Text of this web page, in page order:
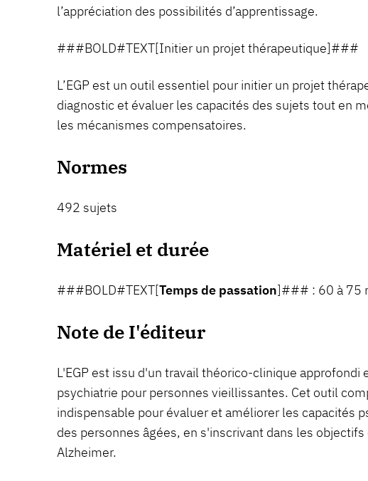
l’appréciation des possibilités d’apprentissage.
###BOLD#TEXT[Initier un projet thérapeutique]###
L’EGP est un outil essentiel pour initier un projet
diagnostic et évaluer les capacités des sujets tout en
les mécanismes compensatoires.
Normes
492 sujets
Matériel et durée
###BOLD#TEXT[Temps de passation]### : 60 à 75
Note de I'éditeur
L'EGP est issu d'un travail théorico-clinique approfondi
psychiatrie pour personnes vieillissantes. Cet outil
indispensable pour évaluer et améliorer les capacités
des personnes âgées, en s'inscrivant dans les objectifs
Alzheimer.